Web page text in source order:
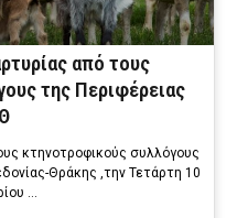
από τους
της Περιφέρειας
κτηνοτροφικούς συλλόγους
Θράκης ,την Τετάρτη 10
…